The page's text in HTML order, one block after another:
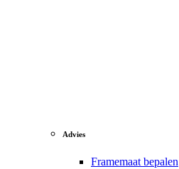
Advies
Framemaat bepalen